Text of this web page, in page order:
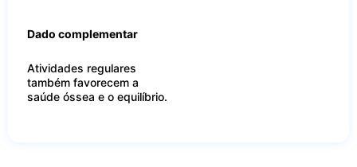
Dado complementar
Atividades regulares
também favorecem a
saúde óssea e o equilíbrio.